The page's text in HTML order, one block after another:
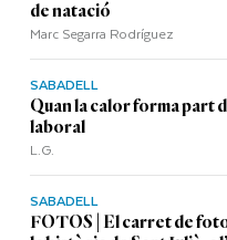
de natació
Marc Segarra Rodríguez
SABADELL
Quan la calor forma part
laboral
L.G.
SABADELL
FOTOS | El carret de